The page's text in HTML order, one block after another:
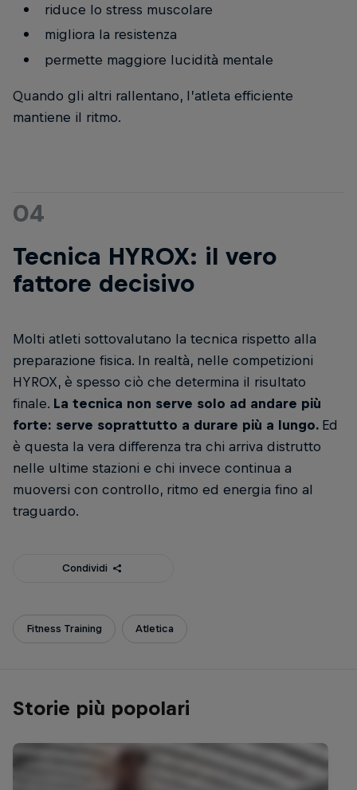
riduce lo stress muscolare
migliora la resistenza
permette maggiore lucidità mentale
Quando gli altri rallentano, l’atleta efficiente
mantiene il ritmo.
04
Tecnica HYROX: il vero
fattore decisivo
Molti atleti sottovalutano la tecnica rispetto alla
preparazione fisica. In realtà, nelle competizioni
HYROX, è spesso ciò che determina il risultato
finale. La tecnica non serve solo ad andare più
forte: serve soprattutto a durare più a lungo. Ed
è questa la vera differenza tra chi arriva distrutto
nelle ultime stazioni e chi invece continua a
muoversi con controllo, ritmo ed energia fino al
traguardo.
Condividi
Fitness Training Atletica
Storie più popolari